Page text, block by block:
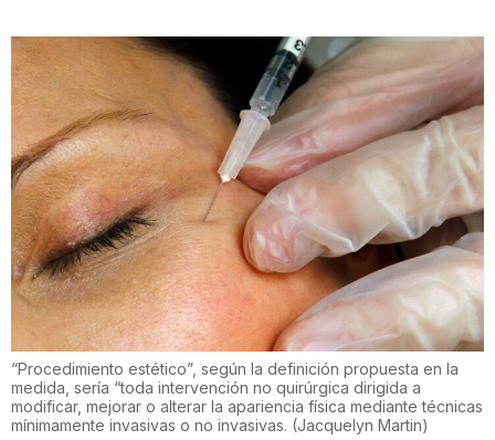
“Procedimiento estético”, según la definición propuesta en la
medida, sería “toda intervención no quirúrgica dirigida a
modificar, mejorar o alterar la apariencia física mediante técnicas
mínimamente invasivas o no invasivas. (Jacquelyn Martin)